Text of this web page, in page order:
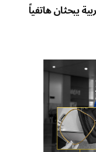
يبحثان هاتفياً